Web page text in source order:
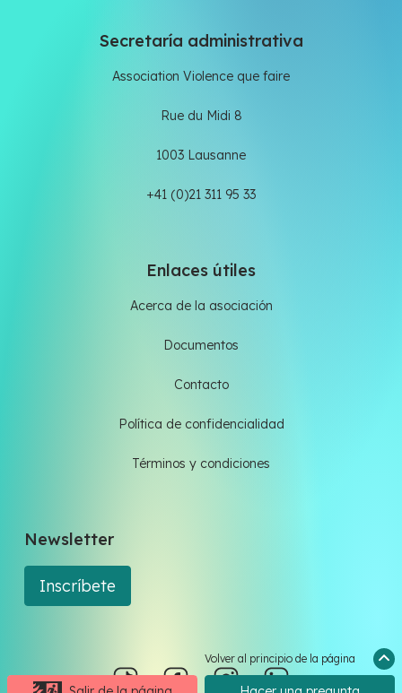
Volver al principio de la página
Secretaría administrativa
Association Violence que faire
Rue du Midi 8
1003 Lausanne
+41 (0)21 311 95 33
Enlaces útiles
Acerca de la asociación
Documentos
Contacto
Política de confidencialidad
Términos y condiciones
Newsletter
Inscríbete